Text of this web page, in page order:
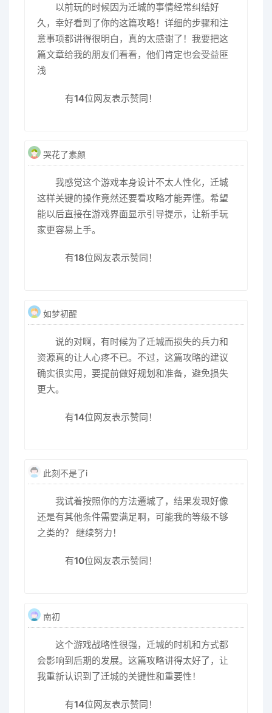
以前玩的时候因为迁城的事情经常纠结好
久，幸好看到了你的这篇攻略！详细的步骤和注
意事项都讲得很明白，真的太感谢了！我要把这
篇文章给我的朋友们看看，他们肯定也会受益匪
浅
有14位网友表示赞同！
哭花了素颜
我感觉这个游戏本身设计不太人性化，迁城
这样关键的操作竟然还要看攻略才能弄懂。希望
能以后直接在游戏界面显示引导提示，让新手玩
家更容易上手。
有18位网友表示赞同！
如梦初醒
说的对啊，有时候为了迁城而损失的兵力和
资源真的让人心疼不已。不过，这篇攻略的建议
确实很实用，要提前做好规划和准备，避免损失
更大。
有14位网友表示赞同！
此刻不是了i
我试着按照你的方法遷城了，结果发现好像
还是有其他条件需要满足啊，可能我的等级不够
之类的？ 继续努力！
有10位网友表示赞同！
南初
这个游戏战略性很强，迁城的时机和方式都
会影响到后期的发展。这篇攻略讲得太好了，让
我重新认识到了迁城的关键性和重要性！
有14位网友表示赞同！